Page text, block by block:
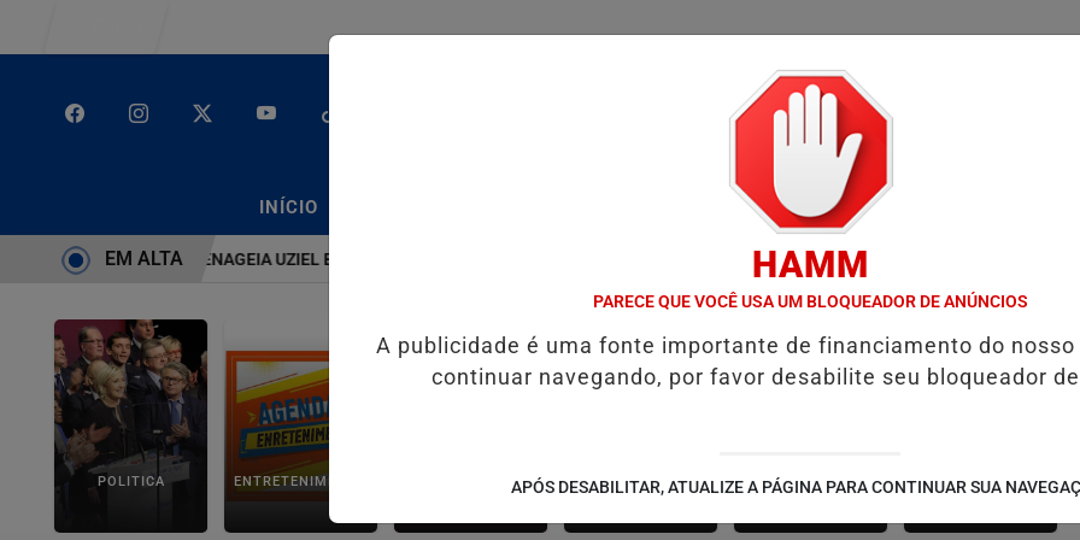
INÍCIO COLUNAS / EMPREGOS
É BRUTO” HOMENAGEIA UZIEL BUENO NO TERRAÇO MINEIRO D' GUST RECEBE MOACIR CALDAS E CAIQUE PIMENTA COM O
EM ALTA
POLITICA ENTRETENIMENTO SALVADOR AQUI! SÃO JOÃO 2.6
NOTÍCIAS
FUTEBOL
HAMM
PARECE QUE VOCÊ USA UM BLOQUEADOR DE ANÚNCIOS
A publicidade é uma fonte importante de financiamento do nosso
continuar navegando, por favor desabilite seu bloqueador
APÓS DESABILITAR, ATUALIZE A PÁGINA PARA CONTINUAR SUA